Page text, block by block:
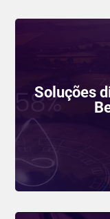
Soluções